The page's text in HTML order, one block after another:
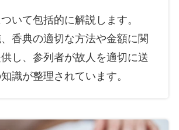
いて包括的に解説します。
香典の適切な方法や金額に関
し、参列者が故人を適切に送
識が整理されています。